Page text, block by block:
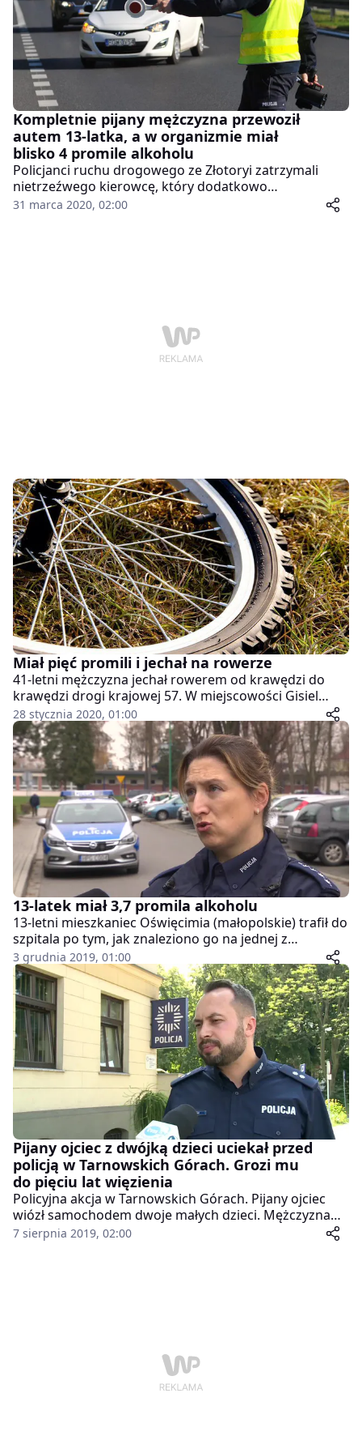
narażenie na niebezpieczeństwo pasażerów odpowie
przed sądem.
Kompletnie pijany mężczyzna przewoził
autem 13-latka, a w organizmie miał
blisko 4 promile alkoholu
Policjanci ruchu drogowego ze Złotoryi zatrzymali
nietrzeźwego kierowcę, który dodatkowo
samochodem osobowym przewoził 13-latka. Badanie
31 marca 2020, 02:00
Miał pięć promili i jechał na rowerze
41-letni mężczyzna jechał rowerem od krawędzi do
krawędzi drogi krajowej 57. W miejscowości Gisiel
(województwo warmińsko–mazurskie) zatrzymał go
patrol drogówki. Badanie trzeźwości wykazało, że
rowerzysta ma niemal pięć promili alkoholu w
organizmie. Okazało się, że w tym stanie zdążył
przejechać kilka kilometrów.
28 stycznia 2020, 01:00
13-latek miał 3,7 promila alkoholu
13-letni mieszkaniec Oświęcimia (małopolskie) trafił do
szpitala po tym, jak znaleziono go na jednej z
osiedlowych ławek. Chłopiec miał we krwi 3,7 promila
alkoholu. Policja wyjaśnia, skąd miał wódkę, którą
wypił.
3 grudnia 2019, 01:00
Pijany ojciec z dwójką dzieci uciekał przed
policją w Tarnowskich Górach. Grozi mu
do pięciu lat więzienia
Policyjna akcja w Tarnowskich Górach. Pijany ojciec
wiózł samochodem dwoje małych dzieci. Mężczyzna
został zatrzymany po dynamicznym, jak to określa
7 sierpnia 2019, 02:00